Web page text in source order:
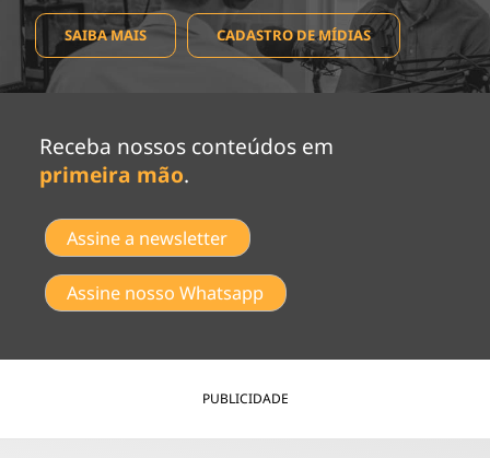
SAIBA MAIS CADASTRO DE MÍDIAS
Receba nossos conteúdos em
primeira mão.
Assine a newsletter
Assine nosso Whatsapp
PUBLICIDADE